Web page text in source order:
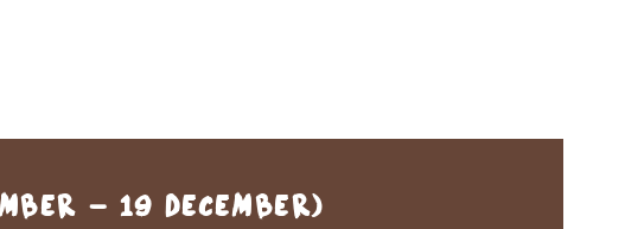
- 19 DECEMBER)